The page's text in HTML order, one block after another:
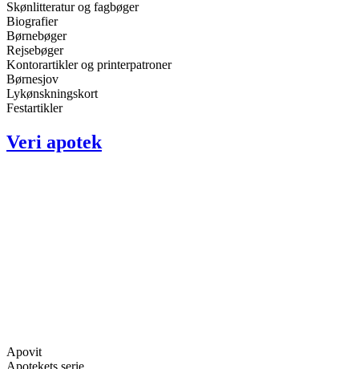
Skønlitteratur og fagbøger
Biografier
Børnebøger
Rejsebøger
Kontorartikler og printerpatroner
Børnesjov
Lykønskningskort
Festartikler
Veri apotek
Apovit
Apotekets serie